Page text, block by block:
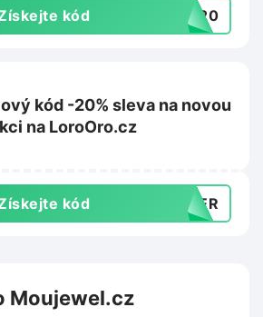
kód TS20
kód -20% sleva na novou
na LoroOro.cz
kód MMER
Moujewel.cz